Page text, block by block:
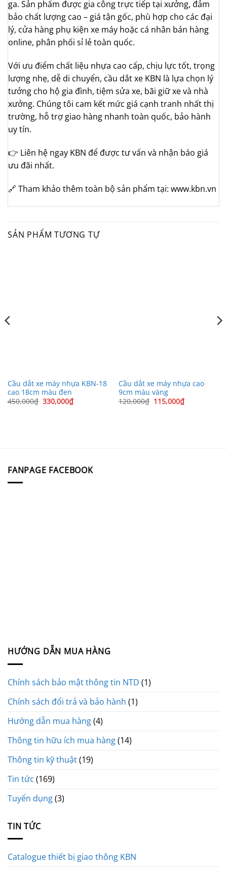
ga. Sản phẩm được gia công trực tiếp tại xưởng, đảm
bảo chất lượng cao – giá tận gốc, phù hợp cho các đại
lý, cửa hàng phụ kiện xe máy hoặc cá nhân bán hàng
online, phân phối sỉ lẻ toàn quốc.
Với ưu điểm chất liệu nhựa cao cấp, chịu lực tốt, trọng
lượng nhẹ, dễ di chuyển, cầu dắt xe KBN là lựa chọn lý
tưởng cho hộ gia đình, tiệm sửa xe, bãi giữ xe và nhà
xưởng. Chúng tôi cam kết mức giá cạnh tranh nhất thị
trường, hỗ trợ giao hàng nhanh toàn quốc, bảo hành
uy tín.
👉 Liên hệ ngay KBN để được tư vấn và nhận báo giá
ưu đãi nhất.
🔗 Tham khảo thêm toàn bộ sản phẩm tại: www.kbn.vn
SẢN PHẨM TƯƠNG TỰ
Cầu dắt xe máy nhựa KBN-18
cao 18cm màu đen
450,000₫ Giá
330,000₫Giá
hiện
Cầu dắt xe máy nhựa cao
9cm màu vàng
120,000₫ Giá
115,000₫Giá
hiện
FANPAGE FACEBOOK
HƯỚNG DẪN MUA HÀNG
Chính sách bảo mật thông tin NTD (1)
Chính sách đổi trả và bảo hành (1)
Hướng dẫn mua hàng(4)
Thông tin hữu ích mua hàng(14)
Thông tin kỹ thuật(19)
Tin tức (169)
Tuyển dụng(3)
TIN TỨC
Catalogue thiết bị giao thông KBN